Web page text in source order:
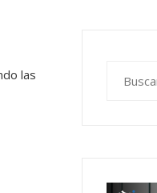
las